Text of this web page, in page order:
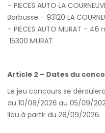
– PIECES AUTO LA
Barbusse – 93120 LA
– PIECES AUTO MURAT –
15300 MURAT
Article 2 – Dates du
Le jeu concours se déroulera
du 10/08/2026 au 05/09/
lieu à partir du 28/09/2026.